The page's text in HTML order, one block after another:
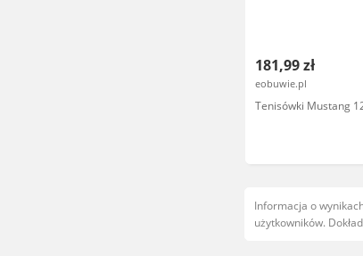
181,99 zł
eobuwie.pl
Tenisówki Mustang
Informacja o
użytkowników.